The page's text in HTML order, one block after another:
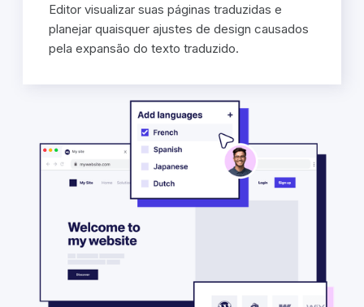
Editor visualizar suas páginas traduzidas e
planejar quaisquer ajustes de design causados
pela expansão do texto traduzido.